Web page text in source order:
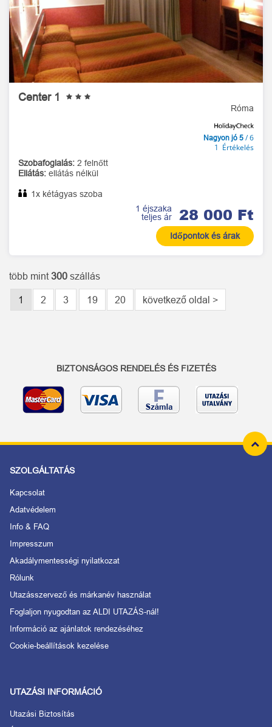
Center 1
Róma
Nagyon jó 5 / 6
1 Értékelés
Szobafoglalás: 2 felnőtt
Ellátás: ellátás nélkül
1x kétágyas szoba
1 éjszaka
teljes ár
28 000 Ft
Időpontok és árak
több mint 300 szállás
1 2 3 19 20 következő oldal >
BIZTONSÁGOS RENDELÉS ÉS FIZETÉS
SZOLGÁLTATÁS
Kapcsolat
Adatvédelem
Info & FAQ
Impresszum
Akadálymentességi nyilatkozat
Rólunk
Utazásszervező és márkanév használat
Foglaljon nyugodtan az ALDI UTAZÁS-nál!
Információ az ajánlatok rendezéséhez
Cookie-beállítások kezelése
UTAZÁSI INFORMÁCIÓ
Utazási Biztosítás